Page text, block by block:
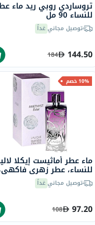
تروساردي روبي ريد ماء
للنساء 90 مل
توصيل مجانيغداً
144.50
184
10% خصم
ماء عطر أماثيست إيكلا
للنساء، عطر زهري
100 ملتوصيل مجانيغداً
97.20
108